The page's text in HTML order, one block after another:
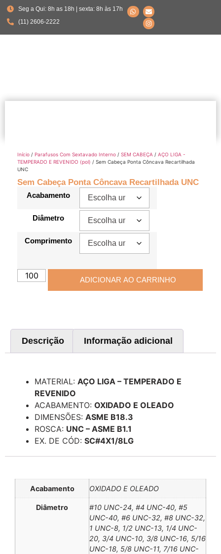
Seg a Qui: 8h as 18h | sexta: 8h às 17h
(11) 2606-2222
Início / Parafusos Com Sextavado Interno / SEM CABEÇA / AÇO LIGA -
TEMPERADO E REVENIDO (pol) / Sem Cabeça Ponta Côncava Recartilhada
UNC
Sem Cabeça Ponta Côncava Recartilhada UNC
Acabamento
Diâmetro
Comprimento
ADICIONAR AO CARRINHO
Descrição Informação adicional
MATERIAL: AÇO LIGA – TEMPERADO E
REVENIDO
ACABAMENTO: OXIDADO E OLEADO
DIMENSÕES: ASME B18.3
ROSCA: UNC – ASME B1.1
EX. DE CÓD: SC#4X1/8LG
Acabamento OXIDADO E OLEADO
Diâmetro
#10 UNC-24, #4 UNC-40, #5
UNC-40, #6 UNC-32, #8 UNC-32,
1 UNC-8, 1/2 UNC-13, 1/4 UNC-
20, 3/4 UNC-10, 3/8 UNC-16, 5/16
UNC-18, 5/8 UNC-11, 7/16 UNC-